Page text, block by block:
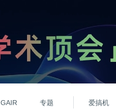
GAIR 专题 爱搞机